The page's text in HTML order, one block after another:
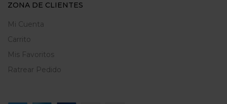
ZONA DE CLIENTES
Mi Cuenta
Carrito
Mis Favoritos
Ratrear Pedido